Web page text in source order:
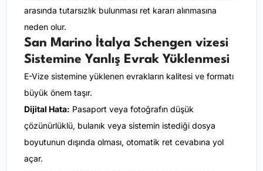
arasında tutarsızlık bulunması ret kararı alınmasına
neden olur.
San Marino İtalya Schengen vizesi
Sistemine Yanlış Evrak Yüklenmesi
E-Vize sistemine yüklenen evrakların kalitesi ve formatı
büyük önem taşır.
Dijital Hata: Pasaport veya fotoğrafın düşük
çözünürlüklü, bulanık veya sistemin istediği dosya
boyutunun dışında olması, otomatik ret cevabına yol
açar.